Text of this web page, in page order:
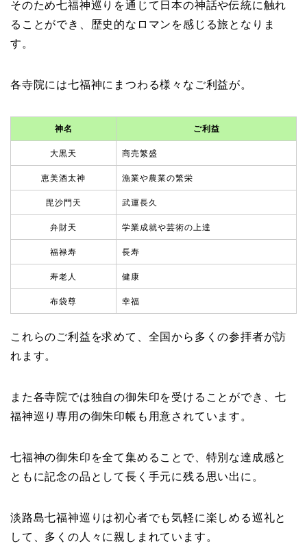
そのため七福神巡りを通じて日本の神話や伝統に触れ
ることができ、歴史的なロマンを感じる旅となりま
す。
各寺院には七福神にまつわる様々なご利益が。
神名 ご利益
大黒天 商売繁盛
恵美酒太神 漁業や農業の繁栄
毘沙門天 武運長久
弁財天 学業成就や芸術の上達
福禄寿 長寿
寿老人 健康
布袋尊 幸福
これらのご利益を求めて、全国から多くの参拝者が訪
れます。
また各寺院では独自の御朱印を受けることができ、七
福神巡り専用の御朱印帳も用意されています。
七福神の御朱印を全て集めることで、特別な達成感と
ともに記念の品として長く手元に残る思い出に。
淡路島七福神巡りは初心者でも気軽に楽しめる巡礼と
して、多くの人々に親しまれています。